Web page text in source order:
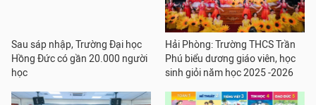
Sau sáp nhập, Trường Đại học
Hồng Đức có gần 20.000 người
học
Hải Phòng: Trường THCS Trần
Phú biểu dương giáo viên, học
sinh giỏi năm học 2025 -2026